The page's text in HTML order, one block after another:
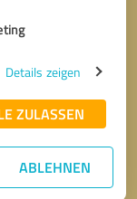
Details zeigen
ZULASSEN
ABLEHNEN
Angaben